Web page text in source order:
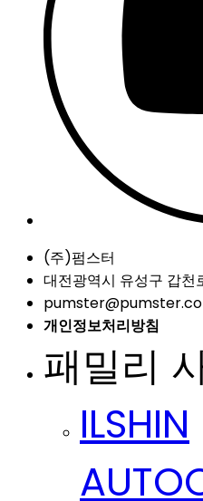
(주)펌스터
대전광역시 유성구 갑천
개인정보처리방침
패밀리
ILSHIN